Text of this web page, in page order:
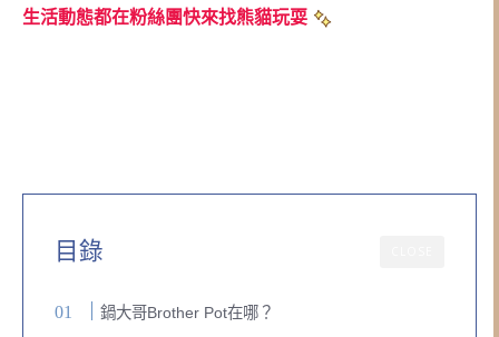
生活動態都在粉絲團快來找熊貓玩耍
目錄
鍋大哥Brother Pot在哪？